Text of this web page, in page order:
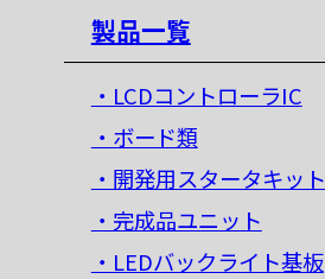
製品一覧
・LCDコントローラIC
・ボード類
・開発用スタータキット
・完成品ユニット
・LEDバックライト基板